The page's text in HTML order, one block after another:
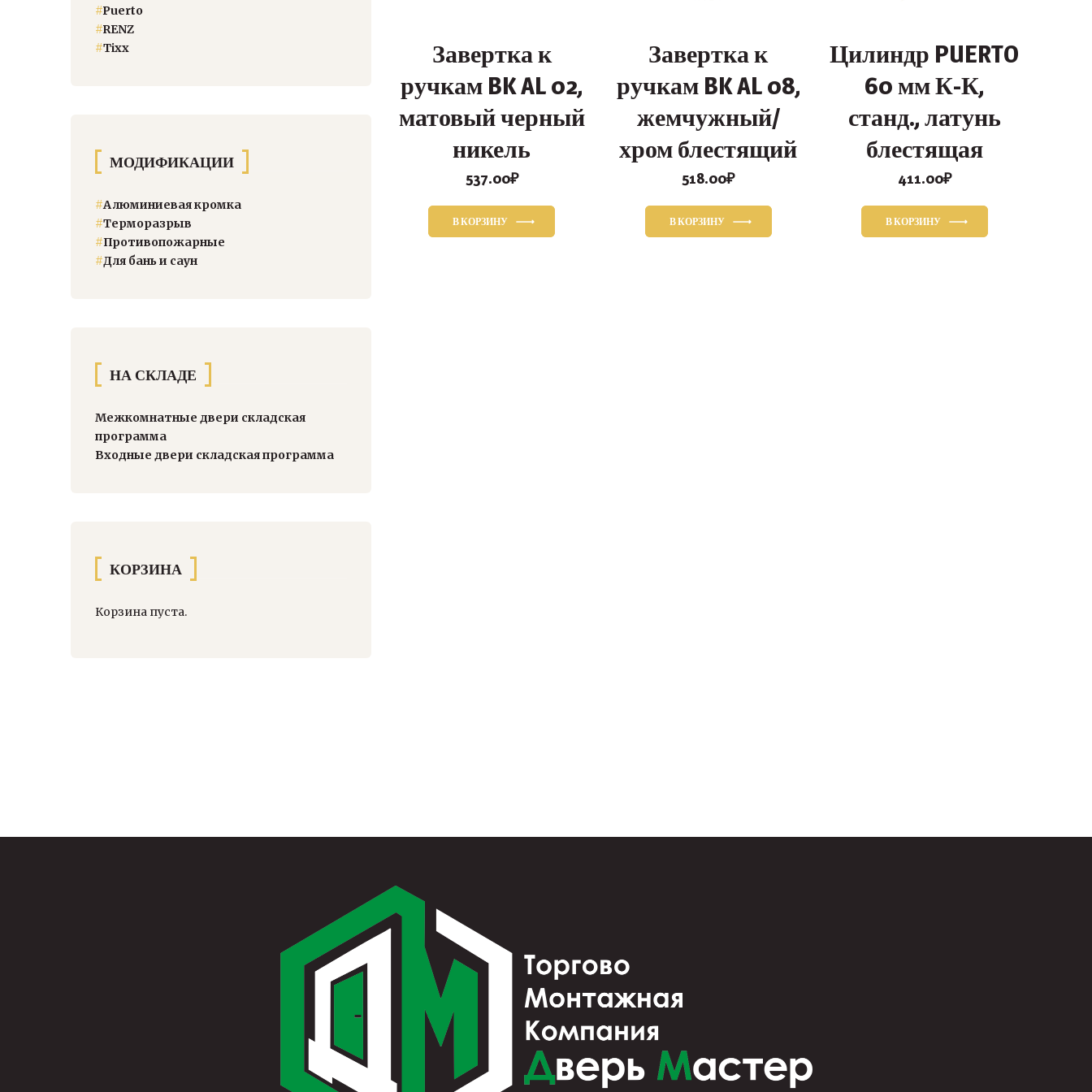
Завертка к
ручкам BK AL 02,
матовый черный
никель
537.00₽
В КОРЗИНУ
Завертка к
ручкам BK AL 08,
жемчужный/
хром блестящий
518.00₽
В КОРЗИНУ
Цилиндр PUERTO
60 мм К-К,
станд., латунь
блестящая
411.00₽
В КОРЗИНУ
#Puerto
#RENZ
#Тixx
МОДИФИКАЦИИ
#Алюминиевая кромка
#Терморазрыв
#Противопожарные
#Для бань и саун
НА СКЛАДЕ
Межкомнатные двери складская
программа
Входные двери складская программа
КОРЗИНА
Корзина пуста.